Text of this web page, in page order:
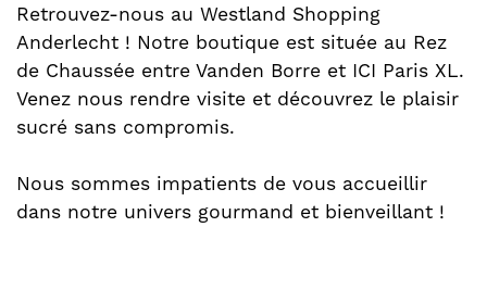
Retrouvez-nous au Westland Shopping
Anderlecht ! Notre boutique est située au Rez
de Chaussée entre Vanden Borre et ICI Paris XL.
Venez nous rendre visite et découvrez le plaisir
sucré sans compromis.
Nous sommes impatients de vous accueillir
dans notre univers gourmand et bienveillant !